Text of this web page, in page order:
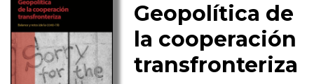
Geopolítica de
la cooperación
transfronteriza